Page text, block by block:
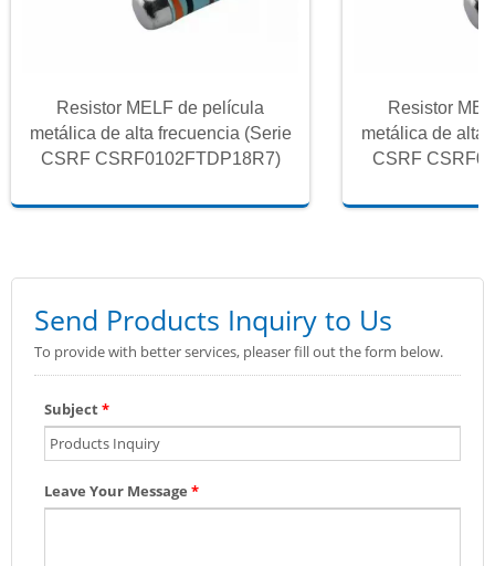
Resistor MELF de película
metálica de alta frecuencia (Serie
CSRF CSRF0102FTDP18R7)
Resistor
metálica de alta
CSRF